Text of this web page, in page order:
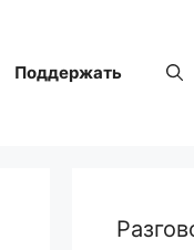
Поддержать